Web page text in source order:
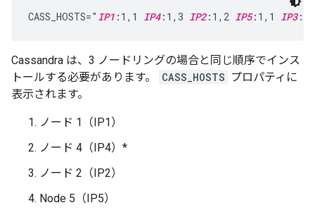
CASS_HOSTS=" IP1 :1,1 IP4:1,3 IP2:1,2 IP5:1,1 IP3
Cassandra は、3 ノードリングの場合と同じ順序でインス
トールする必要があります。
CASS_HOSTS プロパティに
表示されます。
ノード 1（IP1）
ノード 4（IP4）*
ノード 2（IP2）
Node 5（IP5）